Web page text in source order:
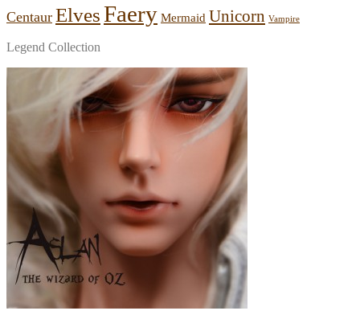
Centaur ElvesFaery Mermaid Unicorn Vampire
Legend Collection